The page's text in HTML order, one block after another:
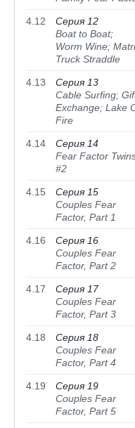
4.12
Серия 12
Boat to Boat;
Worm Wine;
Truck Straddle
4.13
Серия 13
Cable Surfing;
Exchange; Lake
Fire
4.14
Серия 14
Fear Factor
#2
4.15
Серия 15
Couples Fear
Factor, Part 1
4.16
Серия 16
Couples Fear
Factor, Part 2
4.17
Серия 17
Couples Fear
Factor, Part 3
4.18
Серия 18
Couples Fear
Factor, Part 4
4.19
Серия 19
Couples Fear
Factor, Part 5